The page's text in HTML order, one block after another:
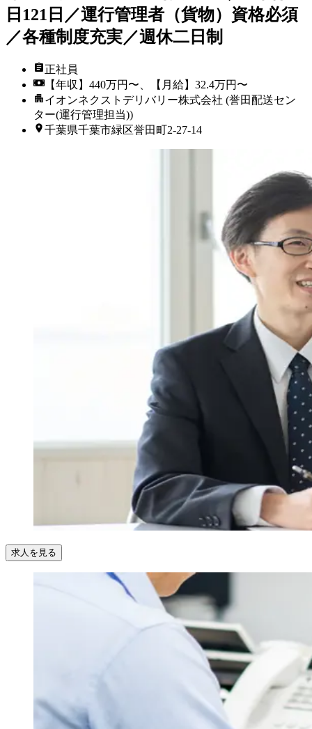
日121日／運行管理者（貨物）資格必須
／各種制度充実／週休二日制
正社員
【年収】440万円〜、【月給】32.4万円〜
イオンネクストデリバリー株式会社 (誉田配送セン
ター(運行管理担当))
千葉県千葉市緑区誉田町2-27-14
求人を見る